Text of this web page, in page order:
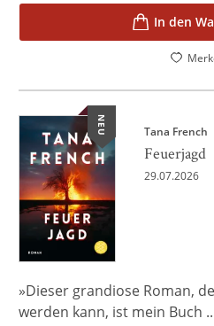
In den
NEU Tana French
Feuerjagd
29.07.2026
»Dieser grandiose Roman,
werden kann, ist mein Buch